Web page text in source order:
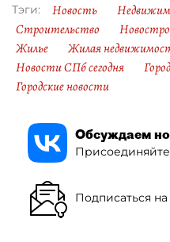
Тэги: Новость
Строительство
Жилье
Жилая
Новости СПб сегодня
Городские новости
Обсуждаем
Подписаться